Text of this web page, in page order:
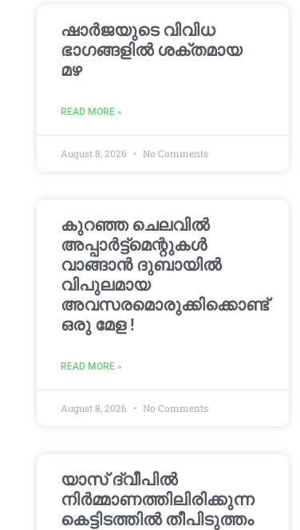
ഷാർജയുടെ വിവിധ
ഭാഗങ്ങളിൽ ശക്തമായ
മഴ
READ MORE »
August 8, 2026 No Comments
കുറഞ്ഞ ചെലവിൽ
അപ്പാർട്ട്മെന്റുകൾ
വാങ്ങാൻ ദുബായിൽ
വിപുലമായ
അവസരമൊരുക്കിക്കൊണ്ട്
ഒരു മേള !
READ MORE »
August 8, 2026 No Comments
യാസ് ദ്വീപിൽ
നിർമ്മാണത്തിലിരിക്കുന്ന
കെട്ടിടത്തിൽ തീപിടുത്തം